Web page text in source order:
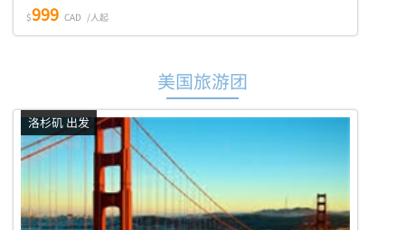
$999 CAD /人起
美国旅游团
洛杉矶 出发